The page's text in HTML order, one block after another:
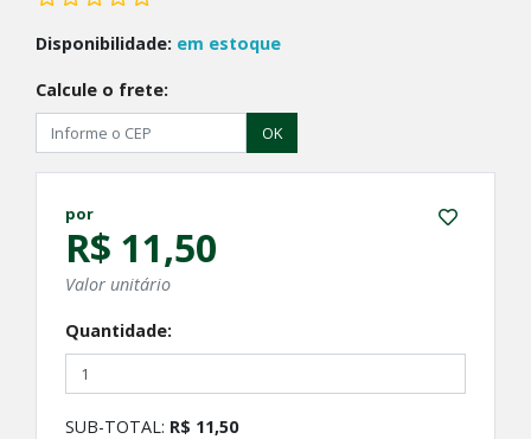
Disponibilidade: em estoque
Calcule o frete:
OK
por
R$ 11,50
Valor unitário
Quantidade:
SUB-TOTAL: R$ 11,50